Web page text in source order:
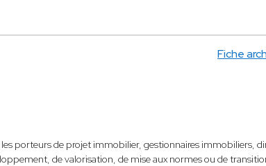
Fiche
porteurs de projet immobilier, gestionnaires immobiliers,
de valorisation, de mise aux normes ou de